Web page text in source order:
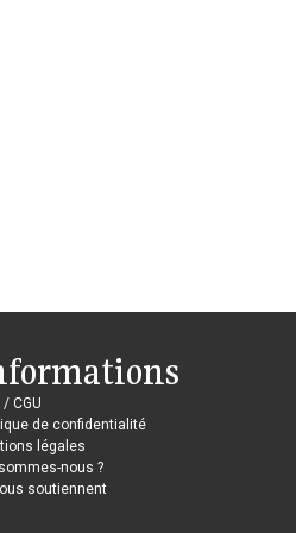
/ CGU
de confidentialité
légales
nous ?
soutiennent